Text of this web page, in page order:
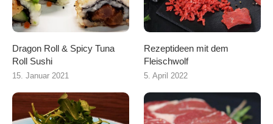
Dragon Roll & Spicy Tuna
Roll Sushi
15. Januar 2021
Rezeptideen mit dem
Fleischwolf
5. April 2022